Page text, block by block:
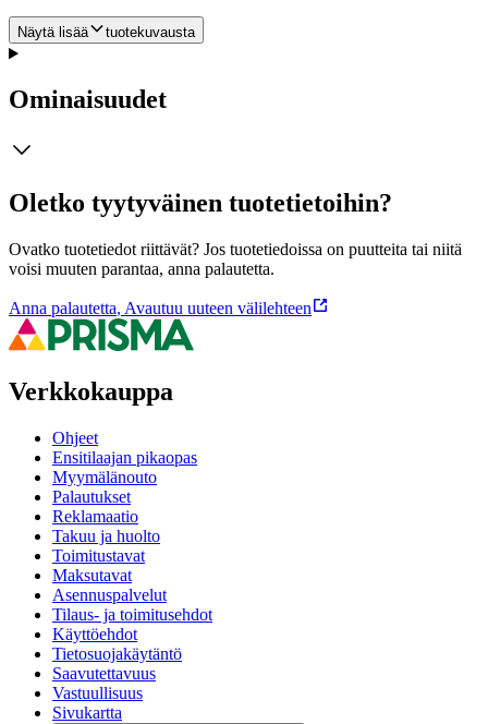
Näytä lisää tuotekuvausta
Ominaisuudet
Oletko tyytyväinen tuotetietoihin?
Ovatko tuotetiedot riittävät? Jos tuotetiedoissa on puutteita tai niitä
voisi muuten parantaa, anna palautetta.
Anna palautetta, Avautuu uuteen välilehteen
Verkkokauppa
Ohjeet
Ensitilaajan pikaopas
Myymälänouto
Palautukset
Reklamaatio
Takuu ja huolto
Toimitustavat
Maksutavat
Asennuspalvelut
Tilaus- ja toimitusehdot
Käyttöehdot
Tietosuojakäytäntö
Saavutettavuus
Vastuullisuus
Sivukartta